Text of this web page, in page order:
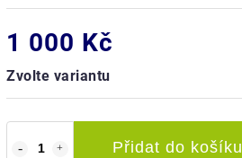
1 000 Kč
Zvolte variantu
Přidat do košíku